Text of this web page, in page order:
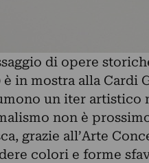
di opere
è in mostra alla Cardi
un iter artistico
non è
grazie all’Arte
colori e forme